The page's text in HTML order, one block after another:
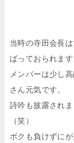
当時の寺田会長
ばっておられます
メンバーは少し
さん元気です。
詩吟も披露され
（笑）
ボクも負けずにが